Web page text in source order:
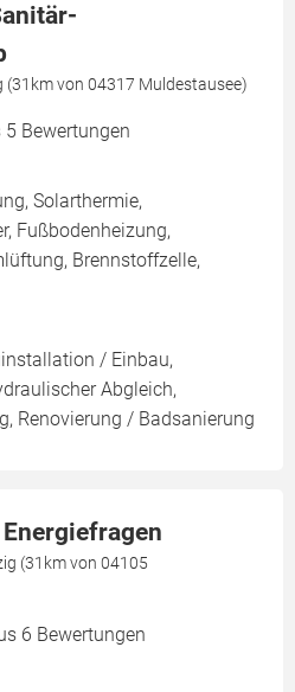
(31km von 04317 Muldestausee)
5 Bewertungen
Solarthermie,
Fußbodenheizung,
Brennstoffzelle,
/ Einbau,
Abgleich,
Renovierung / Badsanierung
(31km von 04105
6 Bewertungen